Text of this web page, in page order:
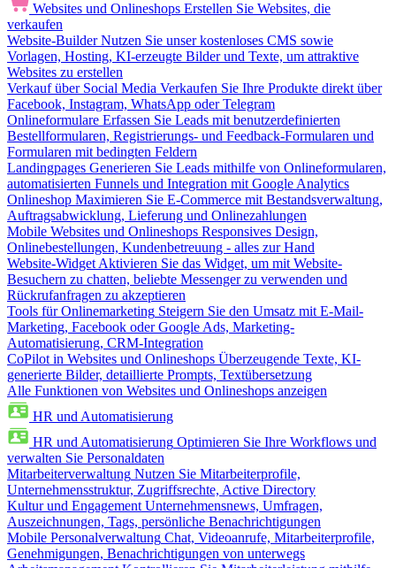
Websites und Onlineshops Erstellen Sie Websites, die
verkaufen
Website-Builder Nutzen Sie unser kostenloses CMS sowie
Vorlagen, Hosting, KI-erzeugte Bilder und Texte, um attraktive
Websites zu erstellen
Verkauf über Social Media Verkaufen Sie Ihre Produkte direkt über
Facebook, Instagram, WhatsApp oder Telegram
Onlineformulare Erfassen Sie Leads mit benutzerdefinierten
Bestellformularen, Registrierungs- und Feedback-Formularen und
Formularen mit bedingten Feldern
Landingpages Generieren Sie Leads mithilfe von Onlineformularen,
automatisierten Funnels und Integration mit Google Analytics
Onlineshop Maximieren Sie E-Commerce mit Bestandsverwaltung,
Auftragsabwicklung, Lieferung und Onlinezahlungen
Mobile Websites und Onlineshops Responsives Design,
Onlinebestellungen, Kundenbetreuung - alles zur Hand
Website-Widget Aktivieren Sie das Widget, um mit Website-
Besuchern zu chatten, beliebte Messenger zu verwenden und
Rückrufanfragen zu akzeptieren
Tools für Onlinemarketing Steigern Sie den Umsatz mit E-Mail-
Marketing, Facebook oder Google Ads, Marketing-
Automatisierung, CRM-Integration
CoPilot in Websites und Onlineshops Überzeugende Texte, KI-
generierte Bilder, detaillierte Prompts, Textübersetzung
Alle Funktionen von Websites und Onlineshops anzeigen
HR und Automatisierung
HR und Automatisierung Optimieren Sie Ihre Workflows und
verwalten Sie Personaldaten
Mitarbeiterverwaltung Nutzen Sie Mitarbeiterprofile,
Unternehmensstruktur, Zugriffsrechte, Active Directory
Kultur und Engagement Unternehmensnews, Umfragen,
Auszeichnungen, Tags, persönliche Benachrichtigungen
Mobile Personalverwaltung Chat, Videoanrufe, Mitarbeiterprofile,
Genehmigungen, Benachrichtigungen von unterwegs